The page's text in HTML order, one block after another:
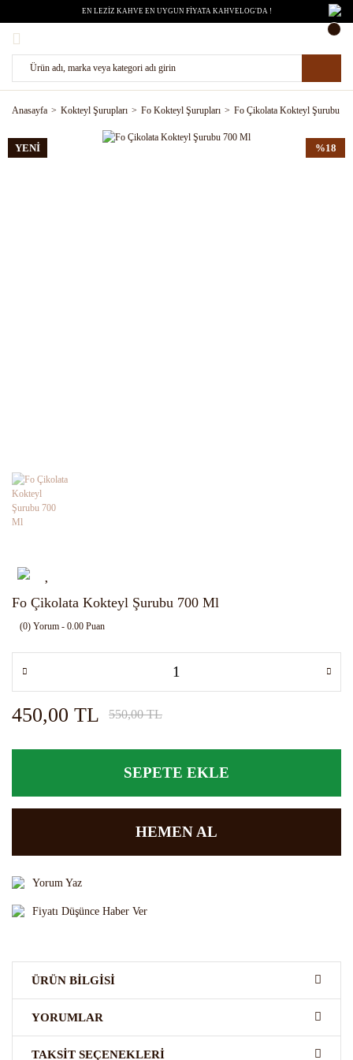
EN LEZİZ KAHVE EN UYGUN FİYATA KAHVELOG'DA !
Anasayfa Kokteyl Şurupları Fo Kokteyl Şurupları Fo Çikolata Kokteyl Şurubu
%18
YENİ
Fo Çikolata Kokteyl Şurubu 700 Ml
(0) Yorum - 0.00 Puan
450,00 TL 550,00 TL
SEPETE EKLE
HEMEN AL
Yorum Yaz
Fiyatı Düşünce Haber Ver
ÜRÜN BILGISI
yenilebilir buzlarda , ice slus larda istenilen miktarda pratik olarak
YORUMLAR
TAKSIT SEÇENEKLERI